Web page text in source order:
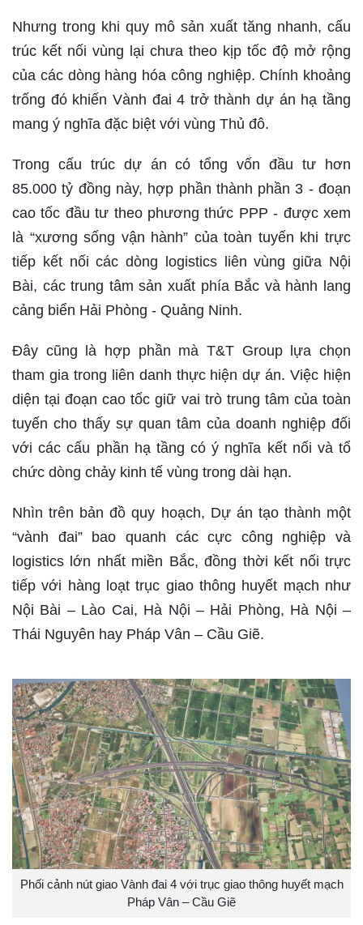
Nhưng trong khi quy mô sản xuất tăng nhanh, cấu
trúc kết nối vùng lại chưa theo kịp tốc độ mở rộng
của các dòng hàng hóa công nghiệp. Chính khoảng
trống đó khiến Vành đai 4 trở thành dự án hạ tầng
mang ý nghĩa đặc biệt với vùng Thủ đô.
Trong cấu trúc dự án có tổng vốn đầu tư hơn
85.000 tỷ đồng này, hợp phần thành phần 3 - đoạn
cao tốc đầu tư theo phương thức PPP - được xem
là “xương sống vận hành” của toàn tuyến khi trực
tiếp kết nối các dòng logistics liên vùng giữa Nội
Bài, các trung tâm sản xuất phía Bắc và hành lang
cảng biển Hải Phòng - Quảng Ninh.
Đây cũng là hợp phần mà T&T Group lựa chọn
tham gia trong liên danh thực hiện dự án. Việc hiện
diện tại đoạn cao tốc giữ vai trò trung tâm của toàn
tuyến cho thấy sự quan tâm của doanh nghiệp đối
với các cấu phần hạ tầng có ý nghĩa kết nối và tổ
chức dòng chảy kinh tế vùng trong dài hạn.
Nhìn trên bản đồ quy hoạch, Dự án tạo thành một
“vành đai” bao quanh các cực công nghiệp và
logistics lớn nhất miền Bắc, đồng thời kết nối trực
tiếp với hàng loạt trục giao thông huyết mạch như
Nội Bài – Lào Cai, Hà Nội – Hải Phòng, Hà Nội –
Thái Nguyên hay Pháp Vân – Cầu Giẽ.
Phối cảnh nút giao Vành đai 4 với trục giao thông huyết mạch
Pháp Vân – Cầu Giẽ